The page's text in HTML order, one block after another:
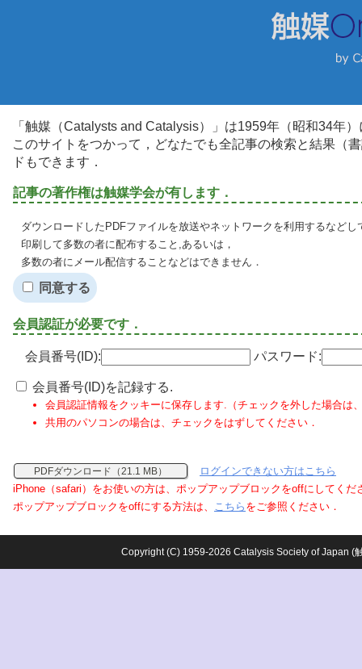
「触媒（Catalysts and Catalysis）」は1959年（昭和34年
このサイトをつかって，どなたでも全記事の検索と結果（
ドもできます．
記事の著作権は触媒学会が有します．
ダウンロードしたPDFファイルを放送やネットワークを利用するなど
印刷して多数の者に配布すること,あるいは，
多数の者にメール配信することなどはできません．
同意する
会員認証が必要です．
会員番号(ID): パスワード:
会員番号(ID)を記録する.
会員認証情報をクッキーに保存します.（チェックを外した場合は
共用のパソコンの場合は、チェックをはずしてください．
PDFダウンロード（21.1 MB）
ログインできない方はこちら
iPhone（safari）をお使いの方は、ポップアップブロックをoffにしてくだ
ポップアップブロックをoffにする方法は、 こちら をご参照ください．
Copyright (C) 1959-2026 Catalysis Society of Japan (